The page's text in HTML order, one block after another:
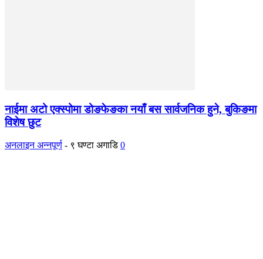
नाईमा अटो एक्स्पोमा डोङफेङका नयाँ बस सार्वजनिक हुने, बुकिङमा
विशेष छुट
अनलाइन अन्नपूर्ण - ९ घण्टा अगाडि 0